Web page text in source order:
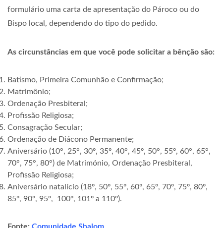
formulário uma carta de apresentação do Pároco ou do
Bispo local, dependendo do tipo do pedido.
As circunstâncias em que você pode solicitar a bênção são:
Batismo, Primeira Comunhão e Confirmação;
Matrimônio;
Ordenação Presbiteral;
Profissão Religiosa;
Consagração Secular;
Ordenação de Diácono Permanente;
Aniversário (10°, 25°, 30º, 35º, 40°, 45º, 50°, 55º, 60°, 65°,
70°, 75°, 80°) de Matrimónio, Ordenação Presbiteral,
Profissão Religiosa;
Aniversário natalício (18º, 50º, 55º, 60º, 65º, 70º, 75º, 80º,
85º, 90º, 95º, 100º, 101º a 110º).